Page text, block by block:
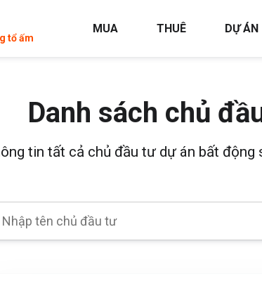
tổ ấm
MUA THUÊ DỰ ÁN
Danh sách chủ
tin tất cả chủ đầu tư dự án bất